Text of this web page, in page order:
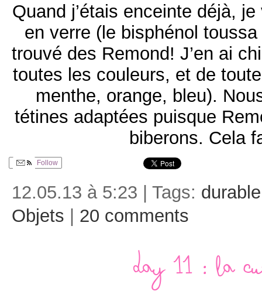
Quand j’étais enceinte déjà,
en verre (le bisphénol
trouvé des Remond! J’en ai
toutes les couleurs, et de
menthe, orange, bleu).
tétines adaptées puisque
biberons. Cela
Follow
12.05.13 à 5:23 | Tags: durable
Objets | 20 comments
Day 11 : La